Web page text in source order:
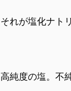
それが塩化ナト
高純度の塩。不